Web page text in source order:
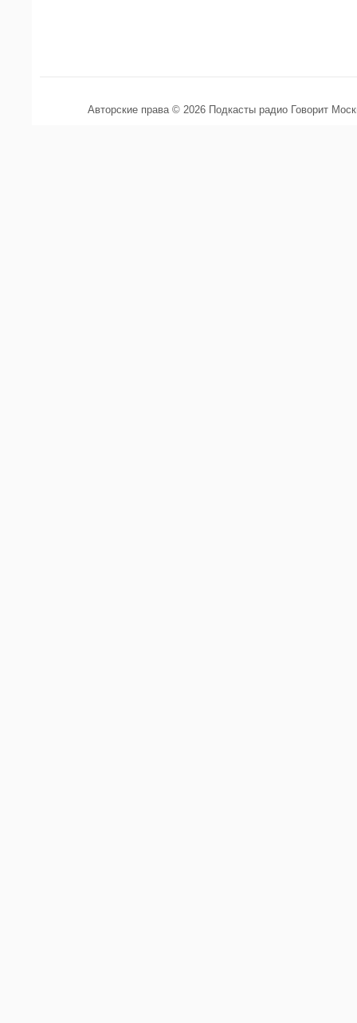
Авторские права © 2026 Подкасты радио Говорит